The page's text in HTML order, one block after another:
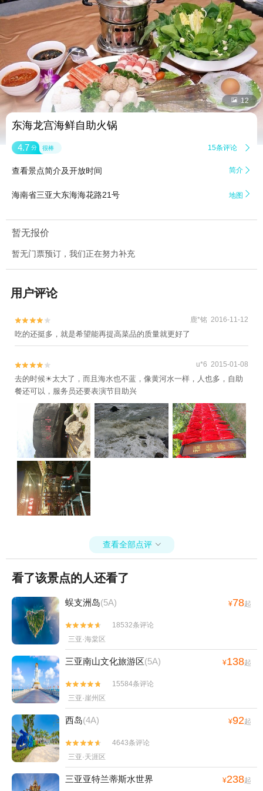
 12
东海龙宫海鲜自助火锅
4.7 分 很棒 15条评论 
查看景点简介及开放时间 简介 
海南省三亚大东海海花路21号 地图 
暂无报价
暂无门票预订，我们正在努力补充
用户评论

 鹿*铭 2016-11-12
吃的还挺多，就是希望能再提高菜品的质量就更好了

 u*6 2015-01-08
去的时候☀太大了，而且海水也不蓝，像黄河水一样，人也多，自助
餐还可以，服务员还要表演节目助兴
查看全部点评 
看了该景点的人还看了
蜈支洲岛(5A) ¥78起


18532条评论
三亚·海棠区
三亚南山文化旅游区(5A) ¥138起


15584条评论
三亚·崖州区
西岛(4A) ¥92起


4643条评论
三亚·天涯区
三亚亚特兰蒂斯水世界 ¥238起
